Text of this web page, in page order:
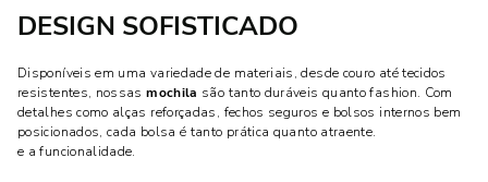
DESIGN SOFISTICADO
Disponíveis em uma variedade de materiais, desde couro até tecidos
resistentes, nossasmochila são tanto duráveis quanto fashion. Com
detalhes como alças reforçadas, fechos seguros e bolsos internos bem
posicionados, cada bolsa é tanto prática quanto atraente.
e a funcionalidade.